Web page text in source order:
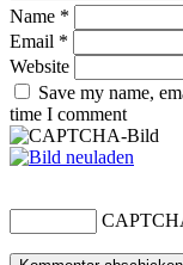
Name *
Email *
Website
Save my name,
time I comment